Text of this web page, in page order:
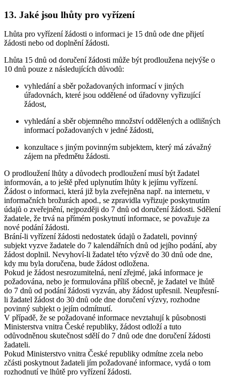
13. Jaké jsou lhůty pro vyřízení
Lhůta pro vyřízení žádosti o informaci je 15 dnů ode dne přijetí
žádosti nebo od doplnění žádosti.
Lhůta 15 dnů od doručení žádosti může být prodloužena nejvýše o
10 dnů pouze z následujících důvodů:
vyhledání a sběr požadovaných informací v jiných
úřadovnách, které jsou oddělené od úřadovny vyřizující
žádost,
vyhledání a sběr objemného množství oddělených a odlišných
informací požadovaných v jedné žádosti,
konzultace s jiným povinným subjektem, který má závažný
zájem na předmětu žádosti.
O prodloužení lhůty a důvodech prodloužení musí být žadatel
informován, a to ještě před uplynutím lhůty k jejímu vyřízení.
Žádost o informaci, která již byla zveřejněna např. na internetu, v
informačních brožurách apod., se zpravidla vyřizuje poskytnutím
údajů o zveřejnění, nejpozději do 7 dnů od doručení žádosti. Sdělení
žadatele, že trvá na přímém poskytnutí informace, se považuje za
nové podání žádosti.
Brání-li vyřízení žádosti nedostatek údajů o žadateli, povinný
subjekt vyzve žadatele do 7 kalendářních dnů od jejího podání, aby
žádost doplnil. Nevyhoví-li žadatel této výzvě do 30 dnů ode dne,
kdy mu byla doručena, bude žádost odložena.
Pokud je žádost nesrozumitelná, není zřejmé, jaká informace je
požadována, nebo je formulována příliš obecně, je žadatel ve lhůtě
do 7 dnů od podání žádosti vyzván, aby žádost upřesnil. Neupřesní-
li žadatel žádost do 30 dnů ode dne doručení výzvy, rozhodne
povinný subjekt o jejím odmítnutí.
V případě, že se požadované informace nevztahují k působnosti
Ministerstva vnitra České republiky, žádost odloží a tuto
odůvodněnou skutečnost sdělí do 7 dnů ode dne doručení žádosti
žadateli.
Pokud Ministerstvo vnitra České republiky odmítne zcela nebo
zčásti poskytnout žadateli jím požadované informace, vydá o tom
rozhodnutí ve lhůtě pro vyřízení žádosti.